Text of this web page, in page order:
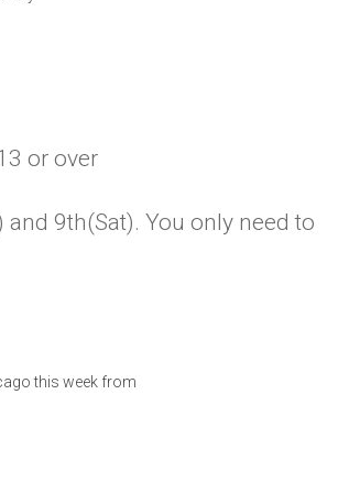
or over
9th(Sat). You only need to
this week from